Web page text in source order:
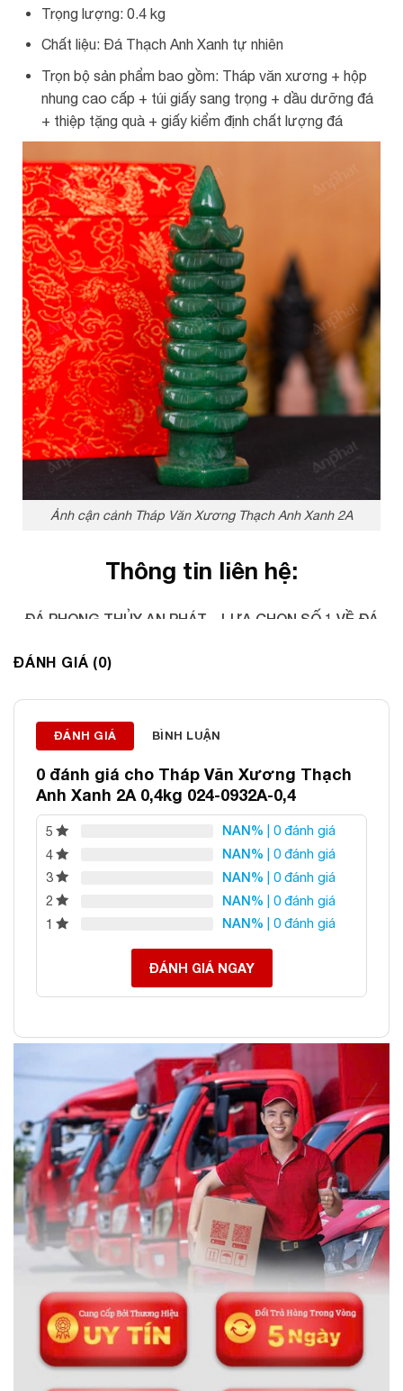
Trọng lượng: 0.4 kg
Chất liệu: Đá Thạch Anh Xanh tự nhiên
Trọn bộ sản phẩm bao gồm: Tháp văn xương + hộp
nhung cao cấp + túi giấy sang trọng + dầu dưỡng đá
+ thiệp tặng quà + giấy kiểm định chất lượng đá
Ảnh cận cảnh Tháp Văn Xương Thạch Anh Xanh 2A
Thông tin liên hệ:
ĐÁ PHONG THỦY AN PHÁT – LỰA CHỌN SỐ 1 VỀ ĐÁ
Địa chỉ: 60/69 Bùi Huy Bích, Hoàng Mai, Hà Nội
ĐÁNH GIÁ (0)
ĐÁNH GIÁ BÌNH LUẬN
0 đánh giá cho Tháp Văn Xương Thạch
Anh Xanh 2A 0,4kg 024-0932A-0,4
5 NAN% | 0 đánh giá
4
NAN% | 0 đánh giá
3
NAN% | 0 đánh giá
2
NAN% | 0 đánh giá
1
NAN% | 0 đánh giá
ĐÁNH GIÁ NGAY